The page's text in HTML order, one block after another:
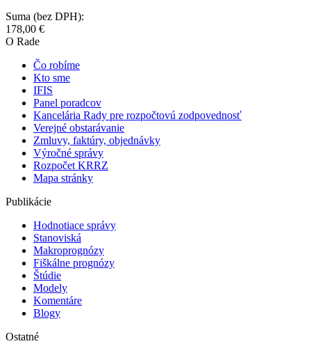
Suma (bez DPH):
178,00 €
O Rade
Čo robíme
Kto sme
IFIS
Panel poradcov
Kancelária Rady pre rozpočtovú zodpovednosť
Verejné obstarávanie
Zmluvy, faktúry, objednávky
Výročné správy
Rozpočet KRRZ
Mapa stránky
Publikácie
Hodnotiace správy
Stanoviská
Makroprognózy
Fiškálne prognózy
Štúdie
Modely
Komentáre
Blogy
Ostatné